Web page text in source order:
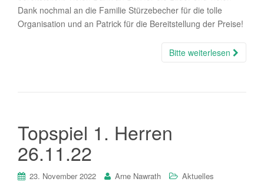
o
Dank nochmal an die Familie Stürzebecher für die tolle
Organisation und an Patrick für die Bereitstellung der Preise!
Bitte weiterlesen
Topspiel 1. Herren
26.11.22
23. November 2022 Arne Nawrath Aktuelles